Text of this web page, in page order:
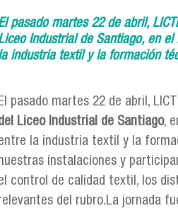
pasado martes 22 de abril,
Industrial de Santiago, en
industria textil y la formación
El pasado martes 22 de abril,
Liceo Industrial de Santiago,
la industria textil y la
instalaciones y
control de calidad textil, los
del rubro.La jornada